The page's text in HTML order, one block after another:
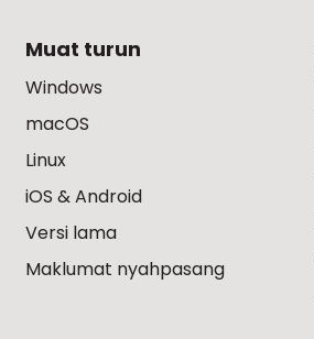
Muat turun
Windows
macOS
Linux
iOS & Android
Versi lama
Maklumat nyahpasang